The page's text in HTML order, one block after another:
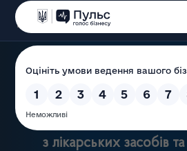
Державна
з лікарських засобів